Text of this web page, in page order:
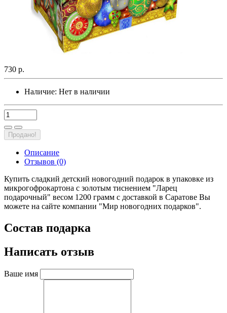
730 р.
Наличие: Нет в наличии
Продано!
Описание
Отзывов (0)
Купить сладкий детский новогодний подарок в упаковке из
микрогофрокартона с золотым тиснением "Ларец
подарочный" весом 1200 грамм с доставкой в Саратове Вы
можете на сайте компании "Мир новогодних подарков".
Состав подарка
Написать отзыв
Ваше имя